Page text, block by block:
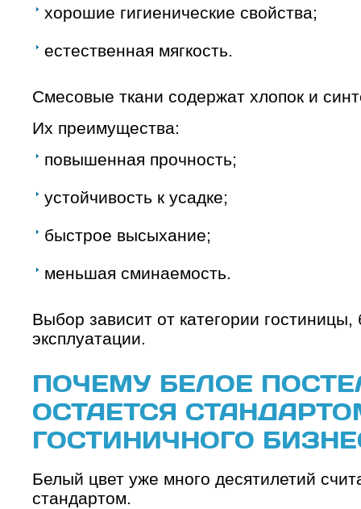
хорошие гигиенические свойства;
естественная мягкость.
Смесовые ткани содержат хлопок и
Их преимущества:
повышенная прочность;
устойчивость к усадке;
быстрое высыхание;
меньшая сминаемость.
Выбор зависит от категории
эксплуатации.
ПОЧЕМУ БЕЛОЕ
ОСТАЕТСЯ
ГОСТИНИЧНОГО
Белый цвет уже много десятилетий
стандартом.